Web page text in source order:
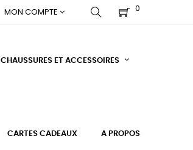
MON COMPTE 0
CHAUSSURES ET ACCESSOIRES
CARTES CADEAUX A PROPOS